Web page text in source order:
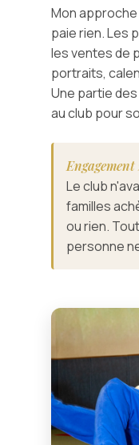
Mon approche
paie rien. Les
les ventes de
portraits,
Une partie
au club pour
Engagement
Le club
familles
ou rien.
personne